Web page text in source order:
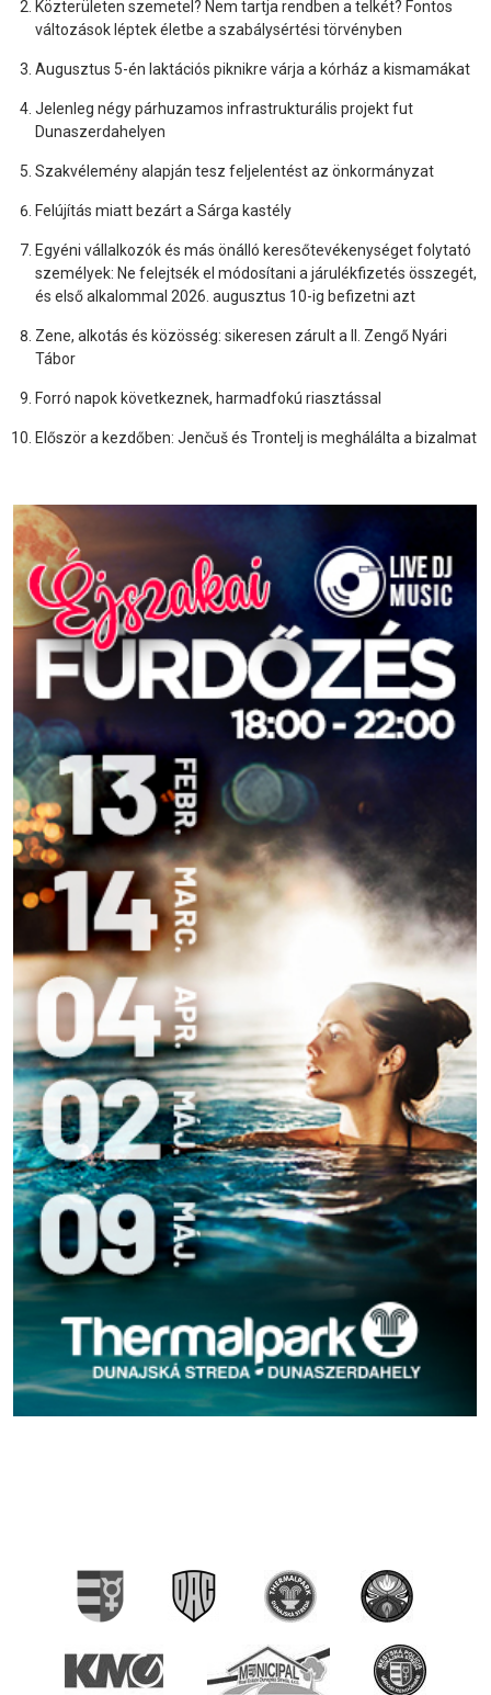
Közterületen szemetel? Nem tartja rendben a telkét? Fontos
változások léptek életbe a szabálysértési törvényben
Augusztus 5-én laktációs piknikre várja a kórház a kismamákat
Jelenleg négy párhuzamos infrastrukturális projekt fut
Dunaszerdahelyen
Szakvélemény alapján tesz feljelentést az önkormányzat
Felújítás miatt bezárt a Sárga kastély
Egyéni vállalkozók és más önálló keresőtevékenységet folytató
személyek: Ne felejtsék el módosítani a járulékfizetés összegét,
és első alkalommal 2026. augusztus 10-ig befizetni azt
Zene, alkotás és közösség: sikeresen zárult a II. Zengő Nyári
Tábor
Forró napok következnek, harmadfokú riasztással
Először a kezdőben: Jenčuš és Trontelj is meghálálta a bizalmat